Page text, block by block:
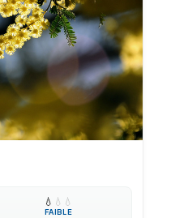
💧 💧 💧
FAIBLE